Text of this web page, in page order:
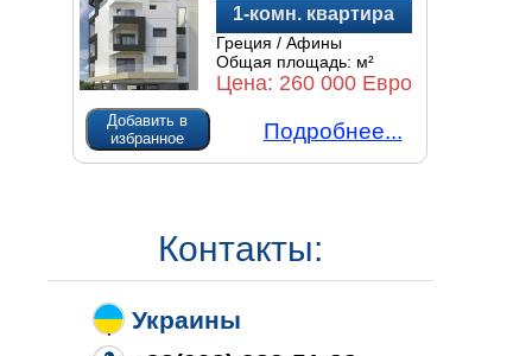
1-комн. квартира
Греция / Афины
Общая площадь: м²
Цена: 260 000 Евро
Подробнее...
Добавить в
избранное
Контакты:
Украины